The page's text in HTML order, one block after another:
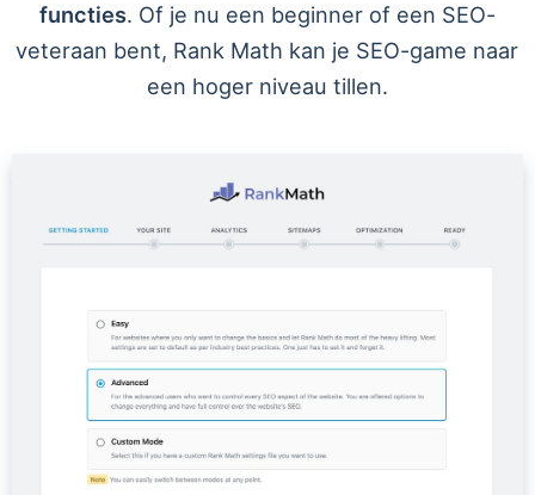
functies. Of je nu een beginner of een SEO-
veteraan bent, Rank Math kan je SEO-game naar
een hoger niveau tillen.